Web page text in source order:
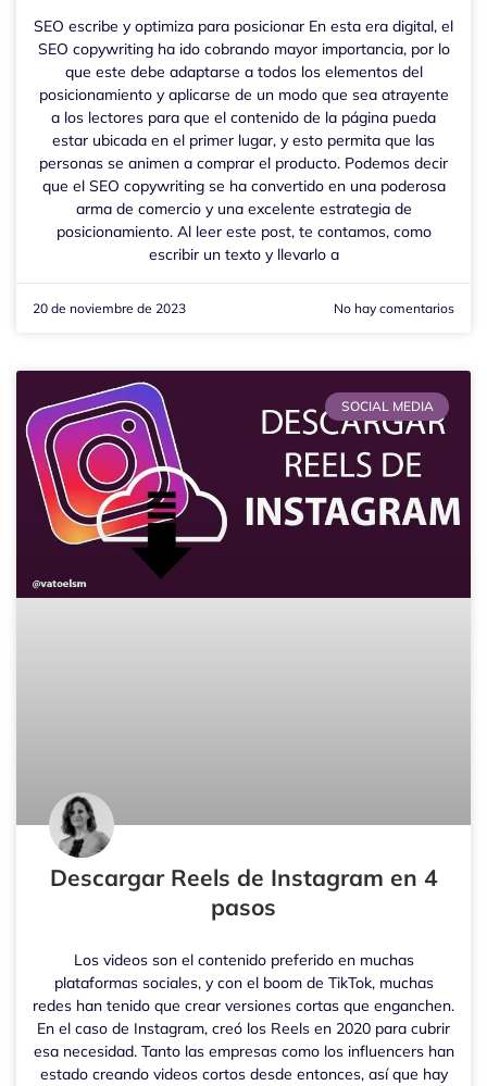
SEO escribe y optimiza para posicionar En esta era digital, el
SEO copywriting ha ido cobrando mayor importancia, por lo
que este debe adaptarse a todos los elementos del
posicionamiento y aplicarse de un modo que sea atrayente
a los lectores para que el contenido de la página pueda
estar ubicada en el primer lugar, y esto permita que las
personas se animen a comprar el producto. Podemos decir
que el SEO copywriting se ha convertido en una poderosa
arma de comercio y una excelente estrategia de
posicionamiento. Al leer este post, te contamos, como
escribir un texto y llevarlo a
20 de noviembre de 2023 No hay comentarios
SOCIAL MEDIA
Descargar Reels de Instagram en 4
pasos
Los videos son el contenido preferido en muchas
plataformas sociales, y con el boom de TikTok, muchas
redes han tenido que crear versiones cortas que enganchen.
En el caso de Instagram, creó los Reels en 2020 para cubrir
esa necesidad. Tanto las empresas como los influencers han
estado creando videos cortos desde entonces, así que hay